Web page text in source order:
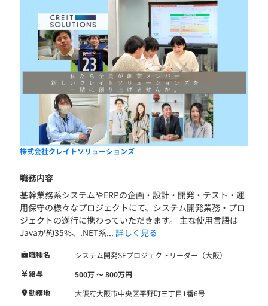
株式会社クレイトソリューションズ
職務内容
基幹業務系システムやERPの企画・設計・開発・テスト・運
用保守の様々なプロジェクトにて、システム開発業務・プロ
ジェクトの遂行に携わっていただきます。 主な使用言語は
Javaが約35%、.NET系... 詳しく見る
職種名
システム開発SEプロジェクトリーダー（大阪）
給与
500万 〜 800万円
勤務地
大阪府大阪市中央区平野町三丁目1番6号